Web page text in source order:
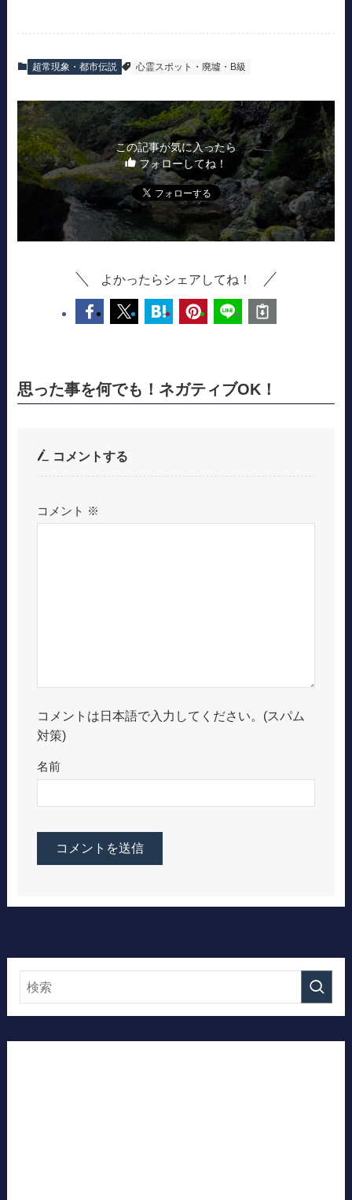
超常現象・都市伝説 心霊スポット・廃墟・B級
この記事が気に入ったら
フォローしてね！
よかったらシェアしてね！
思った事を何でも！ネガティブOK！
コメントする
コメント ※
コメントは日本語で入力してください。(スパム
対策)
名前